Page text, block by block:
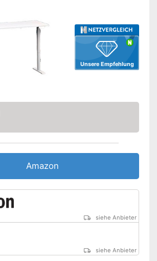
Unsere Empfehlung
Amazon
siehe Anbieter
siehe Anbieter